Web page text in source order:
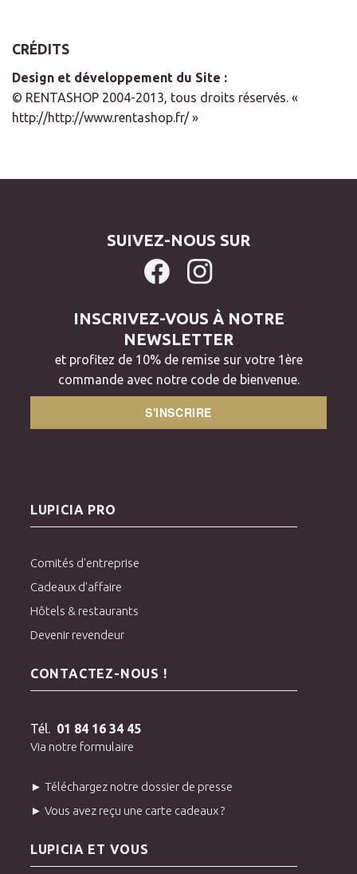
CRÉDITS
Design et développement du Site :
© RENTASHOP 2004-2013, tous droits réservés. «
http://http://www.rentashop.fr/ »
SUIVEZ-NOUS SUR
INSCRIVEZ-VOUS À NOTRE
NEWSLETTER
et profitez de 10% de remise sur votre 1ère
commande avec notre code de bienvenue.
S'INSCRIRE
LUPICIA PRO
Comités d'entreprise
Cadeaux d'affaire
Hôtels & restaurants
Devenir revendeur
CONTACTEZ-NOUS !
Tél. 01 84 16 34 45
Via notre formulaire
► Téléchargez notre dossier de presse
► Vous avez reçu une carte cadeaux ?
LUPICIA ET VOUS